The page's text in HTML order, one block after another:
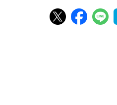
終わりました」